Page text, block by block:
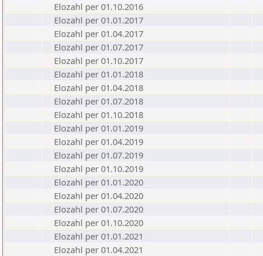
Elozahl per 01.10.2016
Elozahl per 01.01.2017
Elozahl per 01.04.2017
Elozahl per 01.07.2017
Elozahl per 01.10.2017
Elozahl per 01.01.2018
Elozahl per 01.04.2018
Elozahl per 01.07.2018
Elozahl per 01.10.2018
Elozahl per 01.01.2019
Elozahl per 01.04.2019
Elozahl per 01.07.2019
Elozahl per 01.10.2019
Elozahl per 01.01.2020
Elozahl per 01.04.2020
Elozahl per 01.07.2020
Elozahl per 01.10.2020
Elozahl per 01.01.2021
Elozahl per 01.04.2021